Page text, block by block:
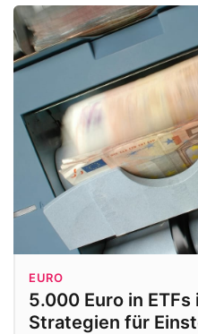
EURO
5.000 Euro in
Strategien für